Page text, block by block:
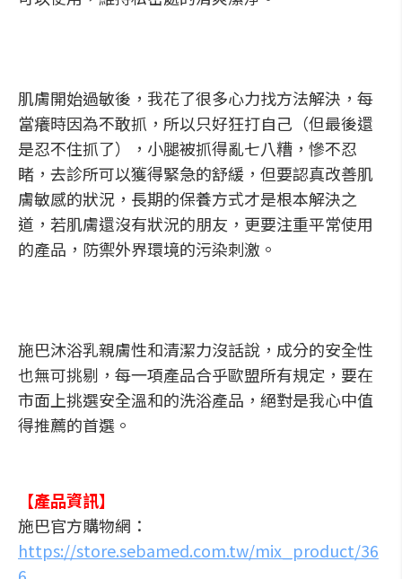
肌膚開始過敏後，我花了很多心力找方法解決，每
當癢時因為不敢抓，所以只好狂打自己（但最後還
是忍不住抓了），小腿被抓得亂七八糟，慘不忍
睹，去診所可以獲得緊急的舒緩，但要認真改善肌
膚敏感的狀況，長期的保養方式才是根本解決之
道，若肌膚還沒有狀況的朋友，更要注重平常使用
的產品，防禦外界環境的污染刺激。
施巴沐浴乳親膚性和清潔力沒話說，成分的安全性
也無可挑剔，每一項產品合乎歐盟所有規定，要在
市面上挑選安全溫和的洗浴產品，絕對是我心中值
得推薦的首選。
【產品資訊】
施巴官方購物網：
https://store.sebamed.com.tw/mix_product/36